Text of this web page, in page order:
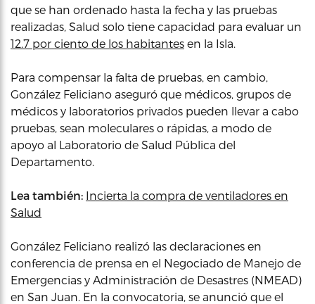
que se han ordenado hasta la fecha y las pruebas
realizadas, Salud solo tiene capacidad para evaluar un
12.7 por ciento de los habitantes en la Isla.
Para compensar la falta de pruebas, en cambio,
González Feliciano aseguró que médicos, grupos de
médicos y laboratorios privados pueden llevar a cabo
pruebas, sean moleculares o rápidas, a modo de
apoyo al Laboratorio de Salud Pública del
Departamento.
Lea también: Incierta la compra de ventiladores en
Salud
González Feliciano realizó las declaraciones en
conferencia de prensa en el Negociado de Manejo de
Emergencias y Administración de Desastres (NMEAD)
en San Juan. En la convocatoria, se anunció que el